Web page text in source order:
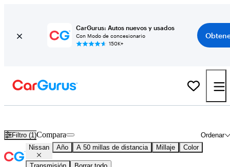
CarGurus: Autos nuevos y usados
Con Modo de concesionario
150K+
Filtro (1) Ordenar
Compara
Nissan Año A 50 millas de distancia Millaje Color